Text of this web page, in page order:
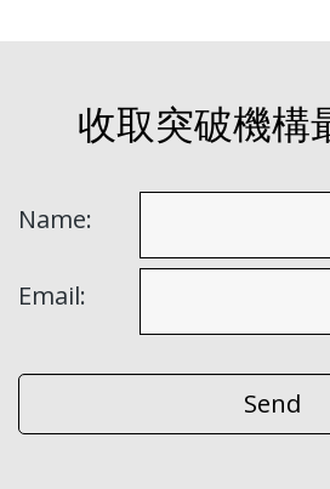
收取突破機構
Name:
Email: